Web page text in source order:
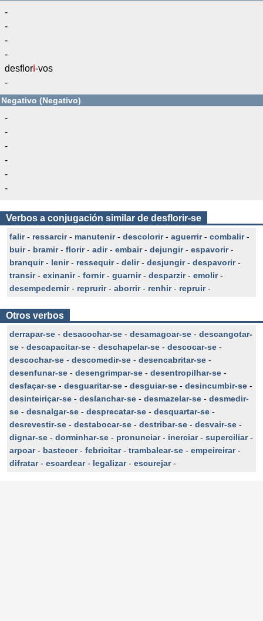
-
-
-
-
desflori-vos
-
Negativo (Negativo)
-
-
-
-
-
-
Verbos a conjugación similar de desflorir-se
falir- ressarcir- manutenir- descolorir- aguerrir- combalir-
buir- bramir- florir- adir- embair- dejungir- espavorir-
branquir- lenir- ressequir- delir- desjungir- despavorir-
transir- exinanir- fornir- guarnir- desparzir- emolir-
desempedernir- reprurir- aborrir- renhir- repruir-
Otros verbos
derrapar-se - desacochar-se - desamagoar-se - descangotar-
se - descapacitar-se - deschapelar-se - descocar-se -
descochar-se - descomedir-se - desencabritar-se -
desenfunar-se - desengrimpar-se - desentropilhar-se -
desfaçar-se - desguaritar-se - desguiar-se - desincumbir-se -
desinteiriçar-se - deslanchar-se - desmazelar-se - desmedir-
se - desnalgar-se - desprecatar-se - desquartar-se -
desrevestir-se - destabocar-se - destribar-se - desvair-se -
dignar-se - dorminhar-se - pronunciar- inerciar- superciliar-
arpoar- bastecer- febricitar- trambalear-se - empeireirar-
difratar- escardear- legalizar- escurejar-